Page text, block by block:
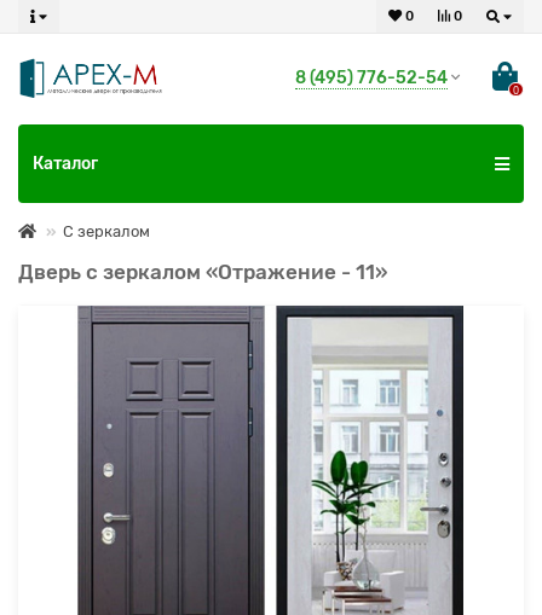
0
0
8 (495) 776-52-54
0
Каталог
С зеркалом
Дверь с зеркалом «Отражение - 11»